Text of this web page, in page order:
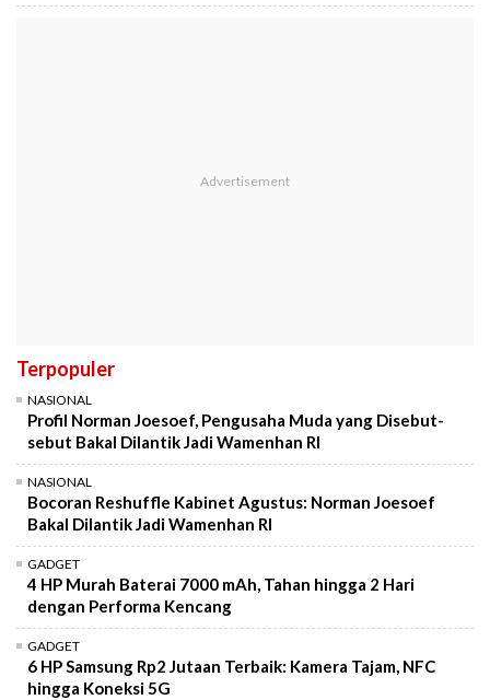
Terpopuler
NASIONAL
Profil Norman Joesoef, Pengusaha Muda yang Disebut-
sebut Bakal Dilantik Jadi Wamenhan RI
NASIONAL
Bocoran Reshuffle Kabinet Agustus: Norman Joesoef
Bakal Dilantik Jadi Wamenhan RI
GADGET
4 HP Murah Baterai 7000 mAh, Tahan hingga 2 Hari
dengan Performa Kencang
GADGET
6 HP Samsung Rp2 Jutaan Terbaik: Kamera Tajam, NFC
hingga Koneksi 5G